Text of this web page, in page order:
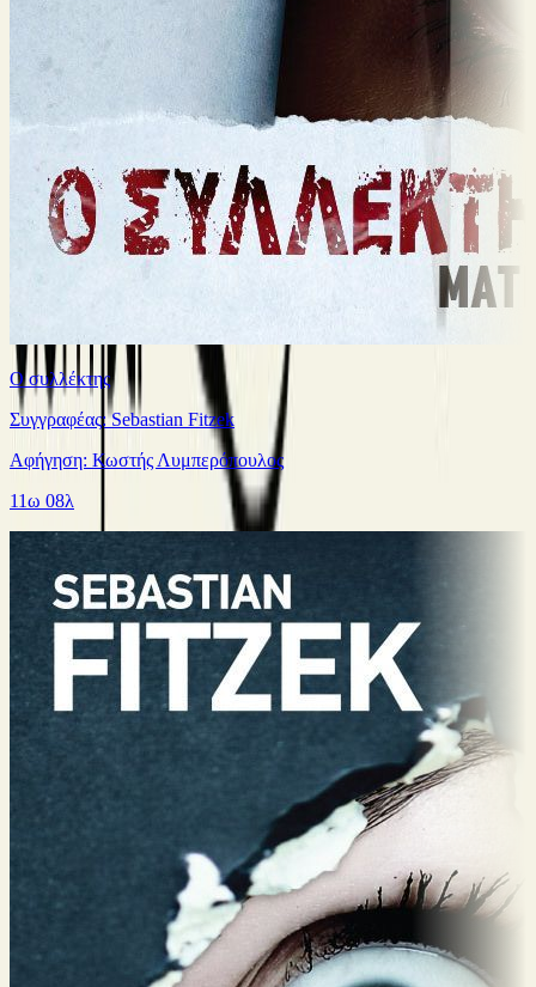
Ο συλλέκτης
Συγγραφέας: Sebastian Fitzek
Αφήγηση: Κωστής Λυμπερόπουλος
11ω 08λ